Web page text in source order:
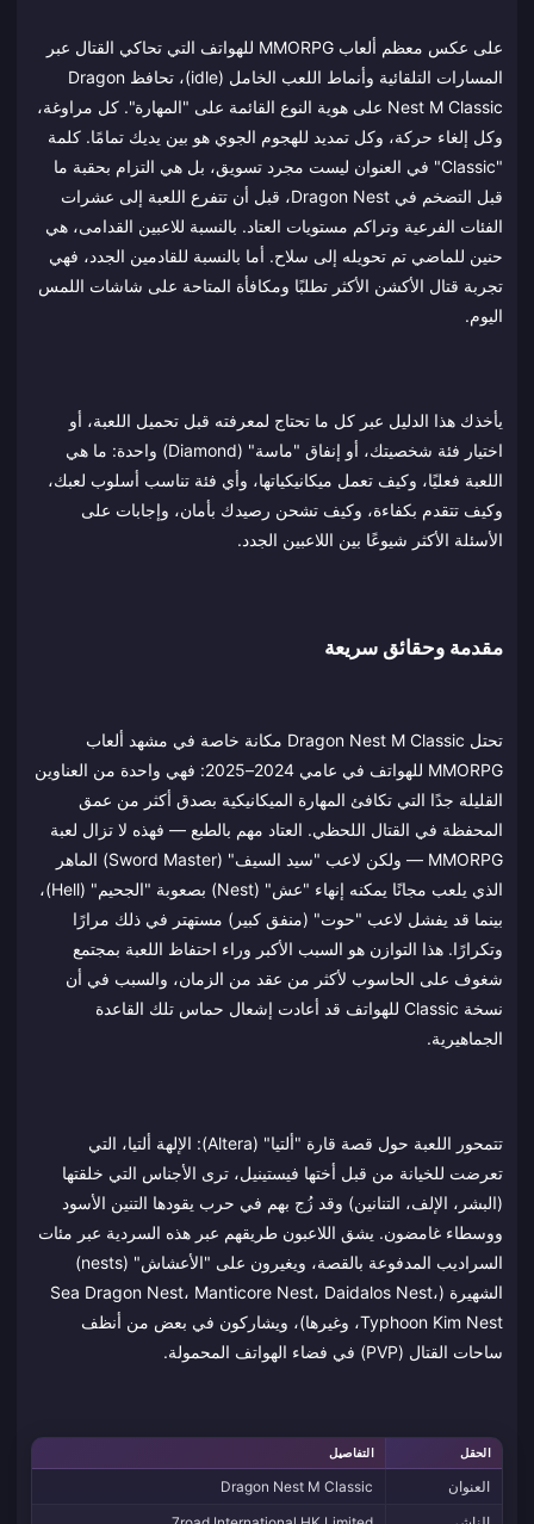
على عكس معظم ألعاب MMORPG للهواتف التي تحاكي القتال عبر
المسارات التلقائية وأنماط اللعب الخامل (idle)، تحافظ Dragon
Nest M Classic على هوية النوع القائمة على "المهارة". كل مراوغة،
وكل إلغاء حركة، وكل تمديد للهجوم الجوي هو بين يديك تمامًا. كلمة
"Classic" في العنوان ليست مجرد تسويق، بل هي التزام بحقبة ما
قبل التضخم في Dragon Nest، قبل أن تتفرع اللعبة إلى عشرات
الفئات الفرعية وتراكم مستويات العتاد. بالنسبة للاعبين القدامى، هي
حنين للماضي تم تحويله إلى سلاح. أما بالنسبة للقادمين الجدد، فهي
تجربة قتال الأكشن الأكثر تطلبًا ومكافأة المتاحة على شاشات اللمس
اليوم.
يأخذك هذا الدليل عبر كل ما تحتاج لمعرفته قبل تحميل اللعبة، أو
اختيار فئة شخصيتك، أو إنفاق "ماسة" (Diamond) واحدة: ما هي
اللعبة فعليًا، وكيف تعمل ميكانيكياتها، وأي فئة تناسب أسلوب لعبك،
وكيف تتقدم بكفاءة، وكيف تشحن رصيدك بأمان، وإجابات على
الأسئلة الأكثر شيوعًا بين اللاعبين الجدد.
مقدمة وحقائق سريعة
تحتل Dragon Nest M Classic مكانة خاصة في مشهد ألعاب
MMORPG للهواتف في عامي 2024–2025: فهي واحدة من العناوين
القليلة جدًا التي تكافئ المهارة الميكانيكية بصدق أكثر من عمق
المحفظة في القتال اللحظي. العتاد مهم بالطبع — فهذه لا تزال لعبة
MMORPG — ولكن لاعب "سيد السيف" (Sword Master) الماهر
الذي يلعب مجانًا يمكنه إنهاء "عش" (Nest) بصعوبة "الجحيم" (Hell)،
بينما قد يفشل لاعب "حوت" (منفق كبير) مستهتر في ذلك مرارًا
وتكرارًا. هذا التوازن هو السبب الأكبر وراء احتفاظ اللعبة بمجتمع
شغوف على الحاسوب لأكثر من عقد من الزمان، والسبب في أن
نسخة Classic للهواتف قد أعادت إشعال حماس تلك القاعدة
الجماهيرية.
تتمحور اللعبة حول قصة قارة "ألتيا" (Altera): الإلهة ألتيا، التي
تعرضت للخيانة من قبل أختها فيستينيل، ترى الأجناس التي خلقتها
(البشر، الإلف، التنانين) وقد زُج بهم في حرب يقودها التنين الأسود
ووسطاء غامضون. يشق اللاعبون طريقهم عبر هذه السردية عبر مئات
السراديب المدفوعة بالقصة، ويغيرون على "الأعشاش" (nests)
الشهيرة (Sea Dragon Nest، Manticore Nest، Daidalos Nest،
Typhoon Kim Nest، وغيرها)، ويشاركون في بعض من أنظف
ساحات القتال (PVP) في فضاء الهواتف المحمولة.
الحقل التفاصيل
العنوان
Dragon Nest M Classic